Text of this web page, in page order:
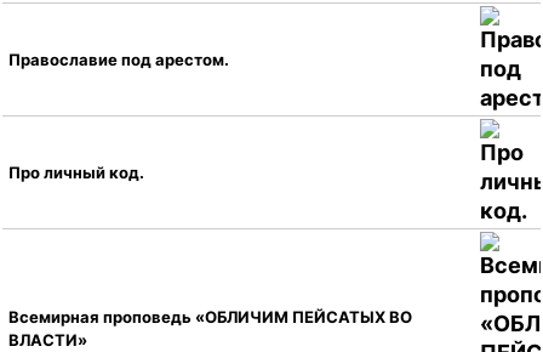
Православие под арестом.
Про личный код.
Всемирная проповедь «ОБЛИЧИМ ПЕЙСАТЫХ ВО
ВЛАСТИ»